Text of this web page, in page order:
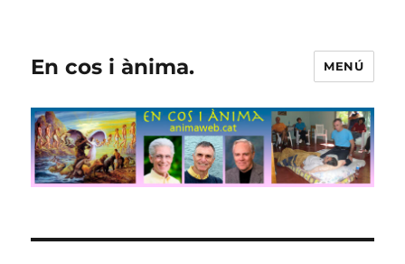
En cos i ànima. MENÚ